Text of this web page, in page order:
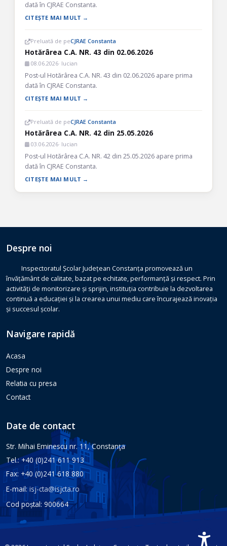
dată în CJRAE Constanta.
CITEȘTE MAI MULT →
Preluată de peCJRAE Constanta
Hotărârea C.A. NR. 43 din 02.06.2026
08.06.2026· lucian
Post-ul Hotărârea C.A. NR. 43 din 02.06.2026 apare prima
dată în CJRAE Constanta.
CITEȘTE MAI MULT →
Preluată de peCJRAE Constanta
Hotărârea C.A. NR. 42 din 25.05.2026
03.06.2026· lucian
Post-ul Hotărârea C.A. NR. 42 din 25.05.2026 apare prima
dată în CJRAE Constanta.
CITEȘTE MAI MULT →
Despre noi
Inspectoratul Școlar Județean Constanța promovează un
învățământ de calitate, bazat pe echitate, performanță și respect. Prin
activități de monitorizare și sprijin, instituția contribuie la dezvoltarea
continuă a educației și la crearea unui mediu care încurajează inovația
și succesul școlar.
Navigare rapidă
Acasa
Despre noi
Relatia cu presa
Contact
Date de contact
Str. Mihai Eminescu nr. 11, Constanţa
Tel.: +40 (0)241 611 913
Fax: +40 (0)241 618 880
E-mail:isj-cta@isjcta.ro
Cod poștal: 900664